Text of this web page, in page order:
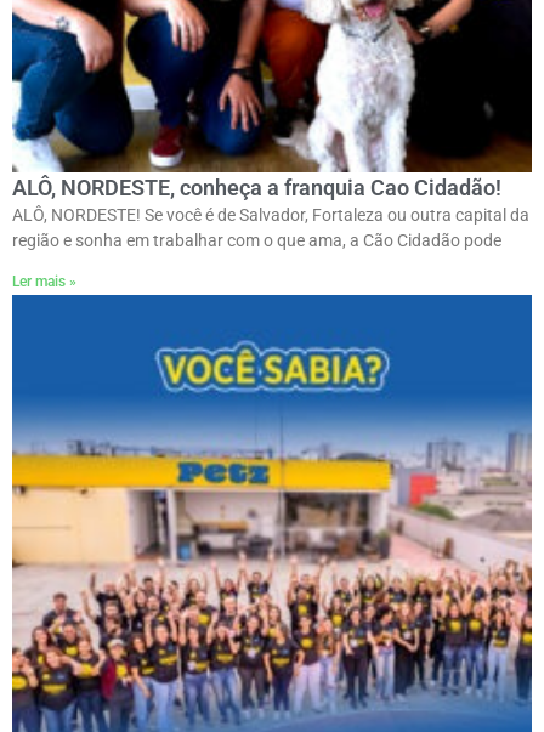
ALÔ, NORDESTE, conheça a franquia Cao Cidadão!
ALÔ, NORDESTE! Se você é de Salvador, Fortaleza ou outra capital da
região e sonha em trabalhar com o que ama, a Cão Cidadão pode
Ler mais »